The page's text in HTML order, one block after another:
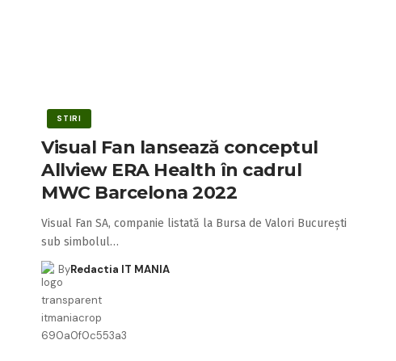
STIRI
Visual Fan lansează conceptul
Allview ERA Health în cadrul
MWC Barcelona 2022
Visual Fan SA, companie listată la Bursa de Valori București
sub simbolul…
ByRedactia IT MANIA